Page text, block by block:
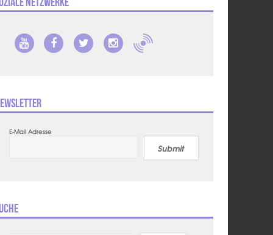
E-Mail Adresse
Submit